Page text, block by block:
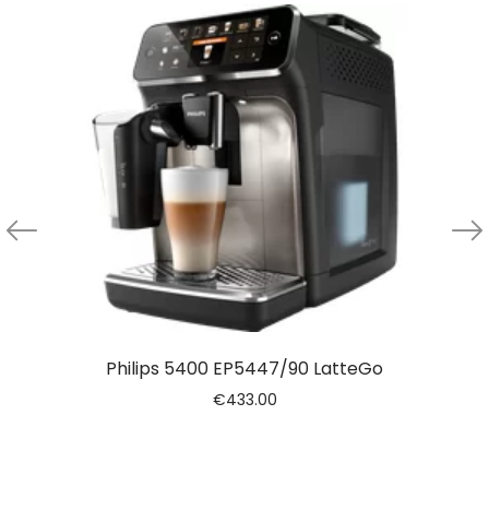
Philips 5400 EP5447/90 LatteGo
€433.00